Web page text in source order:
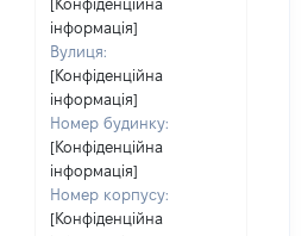
[Конфіденційна
інформація]
Вулиця:
[Конфіденційна
інформація]
Номер будинку:
[Конфіденційна
інформація]
Номер корпусу:
[Конфіденційна